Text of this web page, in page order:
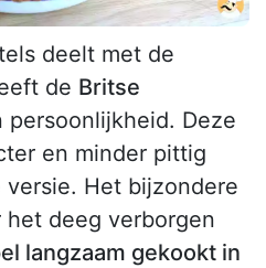
deelt met de
de Britse
Deze
en minder pittig
versie. Het bijzondere
deeg verborgen
langzaam gekookt in